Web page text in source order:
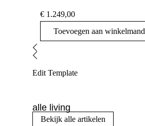
€ 1.249,00
Toevoegen aan winkelmand
Edit Template
alle living
Bekijk alle artikelen